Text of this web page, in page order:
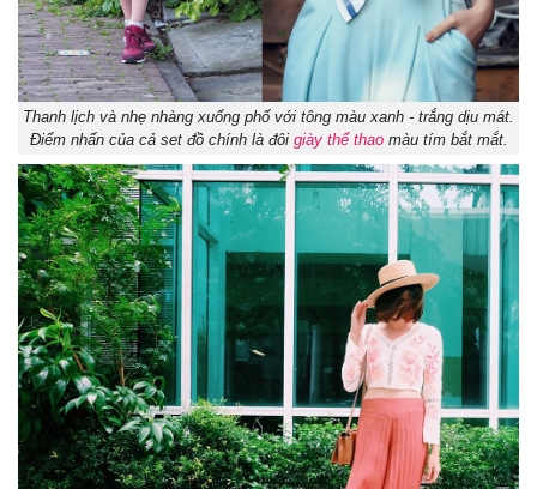
Thanh lịch và nhẹ nhàng xuống phố với tông màu xanh - trắng dịu mát.
Điểm nhấn của cả set đồ chính là đôi giày thể thaomàu tím bắt mắt.